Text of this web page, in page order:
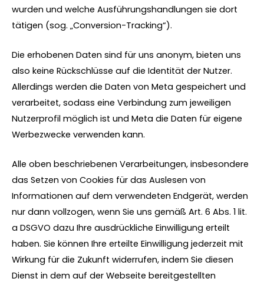
wurden und welche Ausführungshandlungen sie dort
tätigen (sog. „Conversion-Tracking“).
Die erhobenen Daten sind für uns anonym, bieten uns
also keine Rückschlüsse auf die Identität der Nutzer.
Allerdings werden die Daten von Meta gespeichert und
verarbeitet, sodass eine Verbindung zum jeweiligen
Nutzerprofil möglich ist und Meta die Daten für eigene
Werbezwecke verwenden kann.
Alle oben beschriebenen Verarbeitungen, insbesondere
das Setzen von Cookies für das Auslesen von
Informationen auf dem verwendeten Endgerät, werden
nur dann vollzogen, wenn Sie uns gemäß Art. 6 Abs. 1 lit.
a DSGVO dazu Ihre ausdrückliche Einwilligung erteilt
haben. Sie können Ihre erteilte Einwilligung jederzeit mit
Wirkung für die Zukunft widerrufen, indem Sie diesen
Dienst in dem auf der Webseite bereitgestellten